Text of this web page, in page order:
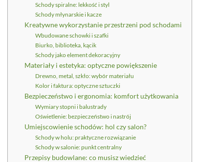
Schody spiralne: lekkość i styl
Schody młynarskie i kacze
Kreatywne wykorzystanie przestrzeni pod schodami
Wbudowane schowki i szafki
Biurko, biblioteka, kącik
Schody jako element dekoracyjny
Materiały i estetyka: optyczne powiększenie
Drewno, metal, szkło: wybór materiału
Kolor i faktura: optyczne sztuczki
Bezpieczeństwo i ergonomia: komfort użytkowania
Wymiary stopni i balustrady
Oświetlenie: bezpieczeństwo i nastrój
Umiejscowienie schodów: hol czy salon?
Schody w holu: praktyczne rozwiązanie
Schody w salonie: punkt centralny
Przepisy budowlane: co musisz wiedzieć